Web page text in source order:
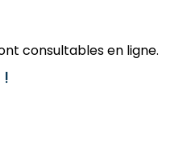
consultables en ligne.